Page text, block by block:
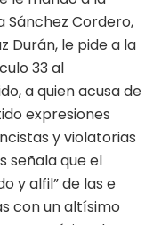
Sánchez Cordero,
Durán, le pide a la
33 al
a quien acusa de
expresiones
y violatorias
señala que el
y alfil” de las e
con un altísimo